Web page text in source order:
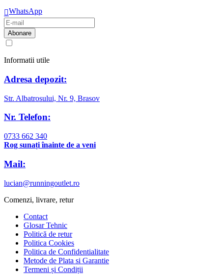
WhatsApp
Informatii utile
Adresa depozit:
Str. Albatrosului, Nr. 9, Brasov
Nr. Telefon:
0733 662 340
Rog sunați înainte de a veni
Mail:
lucian@runningoutlet.ro
Comenzi, livrare, retur
Contact
Glosar Tehnic
Politică de retur
Politica Cookies
Politica de Confidentialitate
Metode de Plata si Garantie
Termeni și Condiții